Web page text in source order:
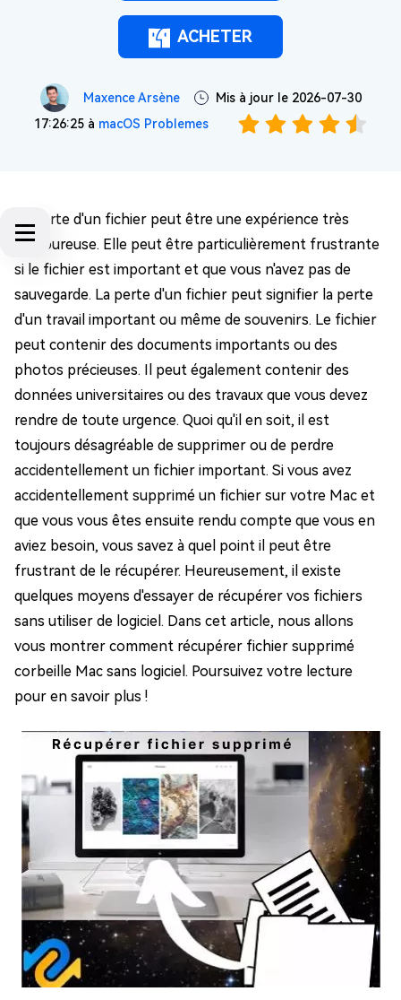
ACHETER
Maxence Arsène
Mis à jour le 2026-07-30
17:26:25 à macOS Problemes
La perte d'un fichier peut être une expérience très
douloureuse. Elle peut être particulièrement frustrante
si le fichier est important et que vous n'avez pas de
sauvegarde. La perte d'un fichier peut signifier la perte
d'un travail important ou même de souvenirs. Le fichier
peut contenir des documents importants ou des
photos précieuses. Il peut également contenir des
données universitaires ou des travaux que vous devez
rendre de toute urgence. Quoi qu'il en soit, il est
toujours désagréable de supprimer ou de perdre
accidentellement un fichier important. Si vous avez
accidentellement supprimé un fichier sur votre Mac et
que vous vous êtes ensuite rendu compte que vous en
aviez besoin, vous savez à quel point il peut être
frustrant de le récupérer. Heureusement, il existe
quelques moyens d'essayer de récupérer vos fichiers
sans utiliser de logiciel. Dans cet article, nous allons
vous montrer comment récupérer fichier supprimé
corbeille Mac sans logiciel. Poursuivez votre lecture
pour en savoir plus !